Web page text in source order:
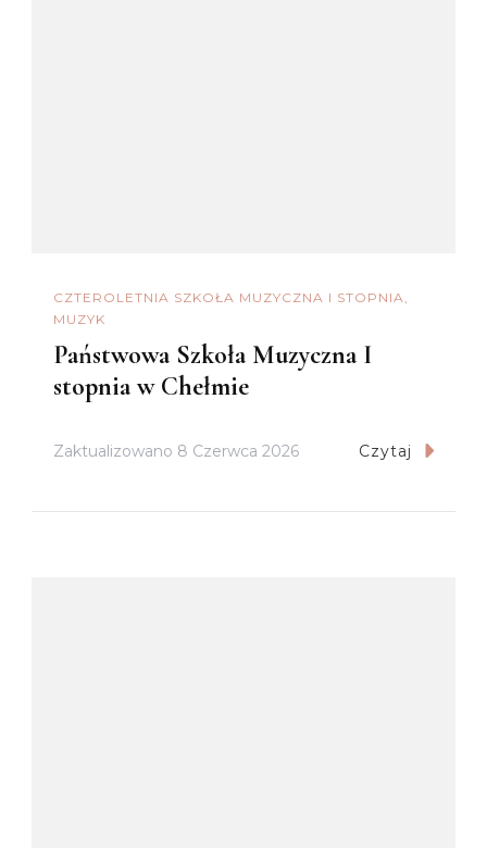
CZTEROLETNIA SZKOŁA MUZYCZNA I STOPNIA
MUZYK
Państwowa Szkoła Muzyczna I
stopnia w Chełmie
Zaktualizowano 8 Czerwca 2026 Czytaj